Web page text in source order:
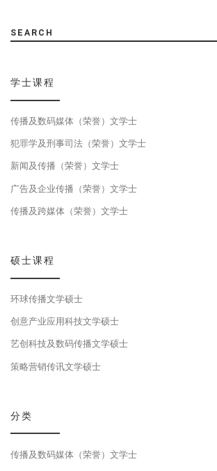
SEARCH
学士课程
传播及数码媒体（荣誉）文学士
犯罪学及刑事司法（荣誉）文学士
新闻及传播（荣誉）文学士
广告及企业传播（荣誉）文学士
传播及跨媒体（荣誉）文学士
硕士课程
环球传播文学硕士
创意产业应用科技文学硕士
艺创科技及数码传播文学硕士
策略营销传讯文学硕士
分类
传播及数码媒体（荣誉）文学士